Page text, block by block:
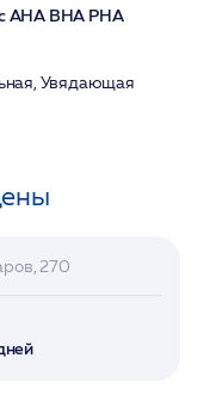
AHA BHA PHA
Увядающая
270